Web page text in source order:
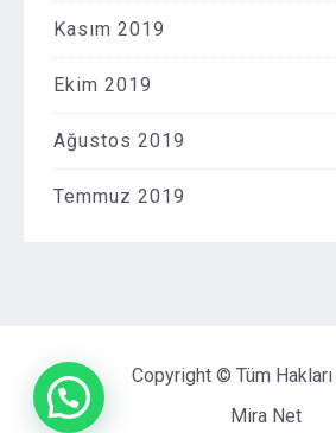
Kasım 2019
Ekim 2019
Ağustos 2019
Temmuz 2019
Copyright © Tüm Hakları
Mira Net